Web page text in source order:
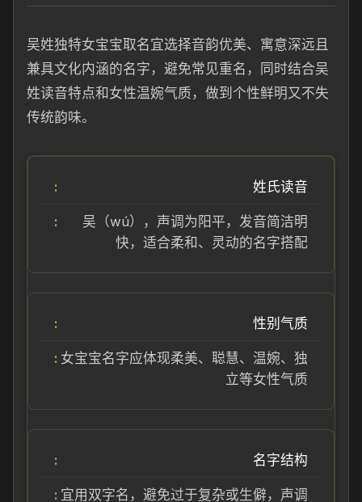
吴姓独特女宝宝取名宜选择音韵优美、寓意深远且
兼具文化内涵的名字，避免常见重名，同时结合吴
姓读音特点和女性温婉气质，做到个性鲜明又不失
传统韵味。
姓氏读音
吴（wú），声调为阳平，发音简洁明
快，适合柔和、灵动的名字搭配
性别气质
女宝宝名字应体现柔美、聪慧、温婉、独
立等女性气质
名字结构
宜用双字名，避免过于复杂或生僻，声调